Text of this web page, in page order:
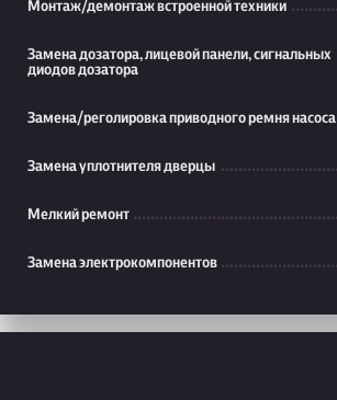
Монтаж/демонтаж встроенной техники
Замена дозатора, лицевой панели, сигнальных
диодов дозатора
Замена/реголировка приводного ремня насоса
Замена уплотнителя дверцы
Мелкий ремонт
Замена электрокомпонентов